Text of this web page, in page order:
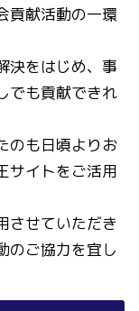
貢献活動の一環
決をはじめ、事
でも貢献できれ
のも日頃よりお
サイトをご活用
させていただき
のご協力を宜し